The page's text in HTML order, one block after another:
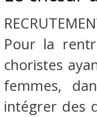
Pour la
choristes
femmes,
intégrer des